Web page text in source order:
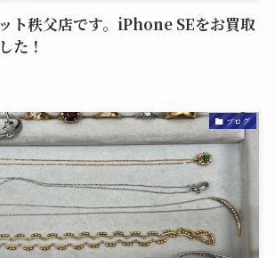
ト秩父店です。iPhone SEをお買取
た！
ブログ